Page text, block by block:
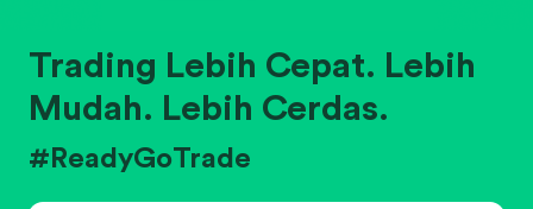
Trading Lebih Cepat. Lebih
Mudah. Lebih Cerdas.
#ReadyGoTrade